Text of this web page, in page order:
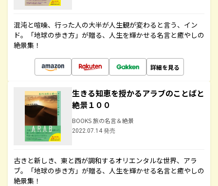
混沌と喧噪、行った人の大半が人生観が変わると言う、イン
ド。「地球の歩き方」が贈る、人生を輝かせる名言と癒やしの
絶景集！
詳細を見る
生きる知恵を授かるアラブのことばと
絶景１００
BOOKS 旅の名言＆絶景
2022.07.14 発売
古きと新しき、東と西が調和するオリエンタルな世界、アラ
ブ。「地球の歩き方」が贈る、人生を輝かせる名言と癒やしの
絶景集！